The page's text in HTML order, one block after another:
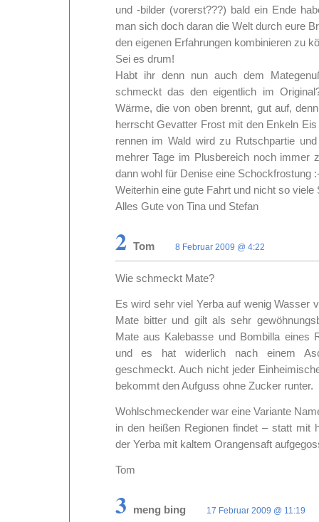
und -bilder (vorerst???) bald ein Ende
man sich doch daran die Welt durch eure
den eigenen Erfahrungen kombinieren zu
Sei es drum!
Habt ihr denn nun auch dem
schmeckt das den eigentlich im
Wärme, die von oben brennt, gut auf,
herrscht Gevatter Frost mit den Enkeln
rennen im Wald wird zu Rutschpartie
mehrer Tage im Plusbereich noch immer
dann wohl für Denise eine Schockfrostung
Weiterhin eine gute Fahrt und nicht so viele
Alles Gute von Tina und Stefan
2 Tom 8 Februar 2009 @ 4:22
Wie schmeckt Mate?
Es wird sehr viel Yerba auf wenig Wasser
Mate bitter und gilt als sehr
Mate aus Kalebasse und Bombilla eines
und es hat widerlich nach einem
geschmeckt. Auch nicht jeder
bekommt den Aufguss ohne Zucker runter.
Wohlschmeckender war eine Variante
in den heißen Regionen findet – statt mit
der Yerba mit kaltem Orangensaft
Tom
3 meng bing 17 Februar 2009 @ 11:19